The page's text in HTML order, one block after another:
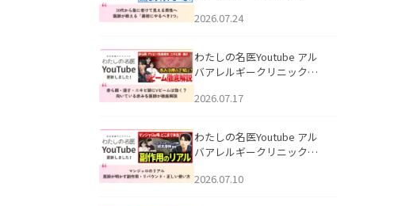
える男性へ｜医師が教える
公開いたしました。
2026.07.24
わたしの名医Youtube アル
バアレルギークリニック札
跡にVビームは効く？向いて
説」を公開いたしました。
2026.07.17
わたしの名医Youtube アル
バアレルギークリニック札
医師が明かす副作用・リバ
2026.07.10